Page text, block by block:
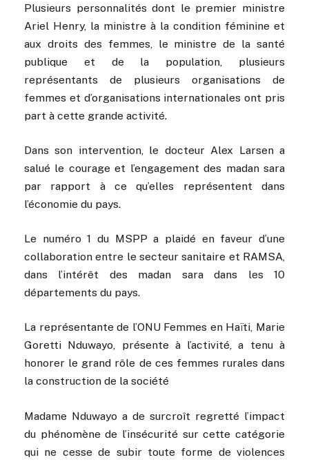
Plusieurs personnalités dont le premier ministre
Ariel Henry, la ministre à la condition féminine et
aux droits des femmes, le ministre de la santé
publique et de la population, plusieurs
représentants de plusieurs organisations de
femmes et d’organisations internationales ont pris
part à cette grande activité.
Dans son intervention, le docteur Alex Larsen a
salué le courage et l’engagement des madan sara
par rapport à ce qu’elles représentent dans
l’économie du pays.
Le numéro 1 du MSPP a plaidé en faveur d’une
collaboration entre le secteur sanitaire et RAMSA,
dans l’intérêt des madan sara dans les 10
départements du pays.
La représentante de l’ONU Femmes en Haïti, Marie
Goretti Nduwayo, présente à l’activité, a tenu à
honorer le grand rôle de ces femmes rurales dans
la construction de la société
Madame Nduwayo a de surcroît regretté l’impact
du phénomène de l’insécurité sur cette catégorie
qui ne cesse de subir toute forme de violences